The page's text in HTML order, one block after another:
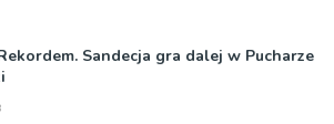
Sandecja gra dalej w Pucharze